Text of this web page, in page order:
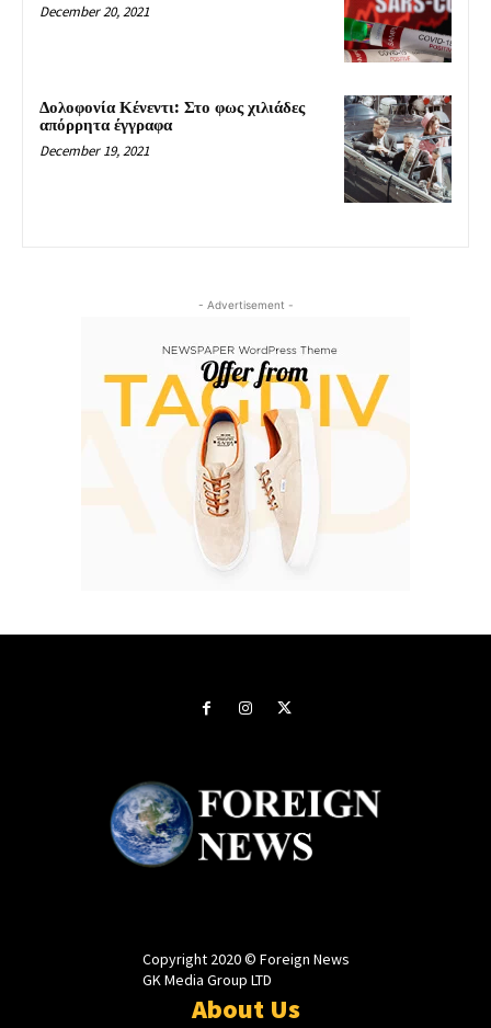
December 20, 2021
Δολοφονία Κένεντι: Στο φως χιλιάδες
απόρρητα έγγραφα
December 19, 2021
- Advertisement -
Copyright 2020 © Foreign News
GK Media Group LTD
About Us